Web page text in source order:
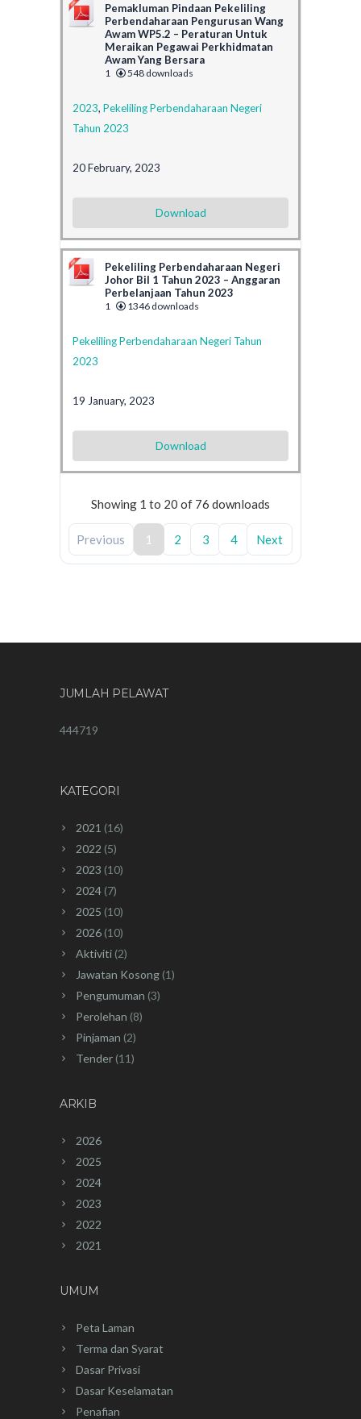
Pemakluman Pindaan Pekeliling
Perbendaharaan Pengurusan Wang
Awam WP5.2 – Peraturan Untuk
Meraikan Pegawai Perkhidmatan
Awam Yang Bersara
1 548 downloads
2023, Pekeliling Perbendaharaan Negeri
Tahun 2023
20 February, 2023
Download
Pekeliling Perbendaharaan Negeri
Johor Bil 1 Tahun 2023 – Anggaran
Perbelanjaan Tahun 2023
1 1346 downloads
Pekeliling Perbendaharaan Negeri Tahun
2023
19 January, 2023
Download
Showing 1 to 20 of 76 downloads
Previous 1 2 3 4 Next
JUMLAH PELAWAT
444719
KATEGORI
2021 (16)
2022 (5)
2023 (10)
2024 (7)
2025 (10)
2026 (10)
Aktiviti (2)
Jawatan Kosong (1)
Pengumuman (3)
Perolehan (8)
Pinjaman (2)
Tender (11)
ARKIB
2026
2025
2024
2023
2022
2021
UMUM
Peta Laman
Terma dan Syarat
Dasar Privasi
Dasar Keselamatan
Penafian